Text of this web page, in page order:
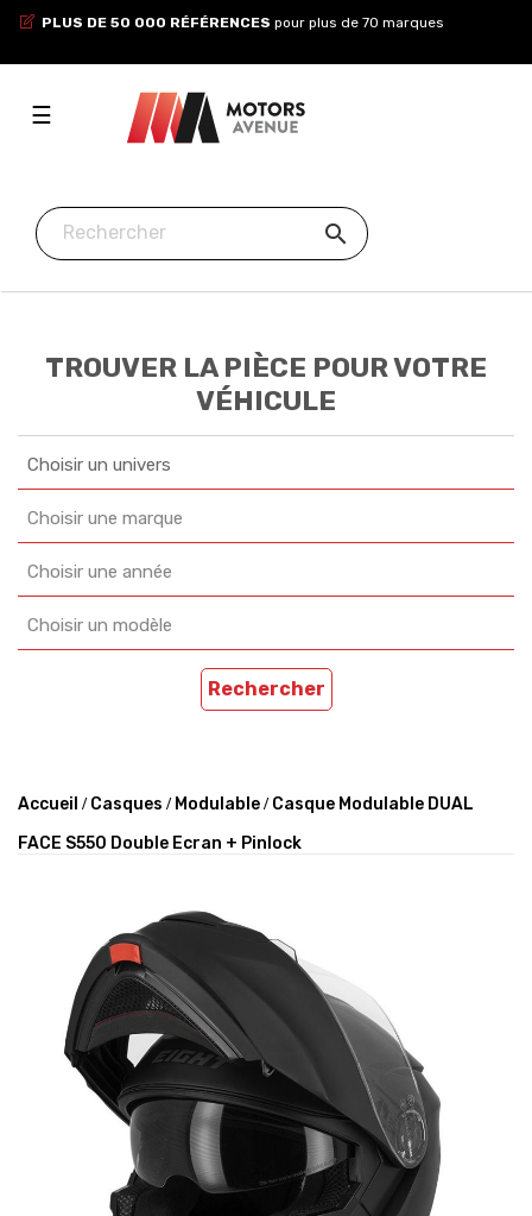
PLUS DE 50 000 RÉFÉRENCES pour plus de 70 marques
Toggle
navigation
☰

TROUVER LA PIÈCE POUR VOTRE
VÉHICULE
Choisir un univers
Choisir une marque
Choisir une année
Choisir un modèle
Rechercher
Accueil Casques Modulable
Casque Modulable DUAL
FACE S550 Double Ecran + Pinlock